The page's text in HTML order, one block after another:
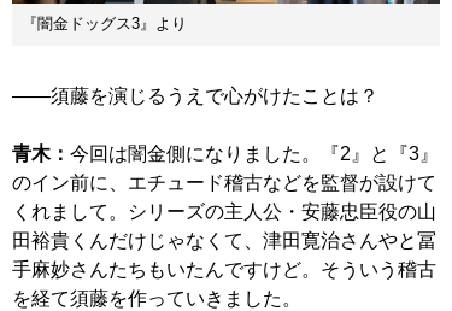
『闇金ドッグス3』より
――須藤を演じるうえで心がけたことは？
青木： 今回は闇金側になりました。『2』と『3』
のイン前に、エチュード稽古などを監督が設けて
くれまして。シリーズの主人公・安藤忠臣役の山
田裕貴くんだけじゃなくて、津田寛治さんやと冨
手麻妙さんたちもいたんですけど。そういう稽古
を経て須藤を作っていきました。